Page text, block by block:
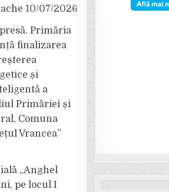
10/07/2026
Primăria
finalizarea
și
a
Primăriei și
Comuna
Vrancea”
„Anghel
pe locul I